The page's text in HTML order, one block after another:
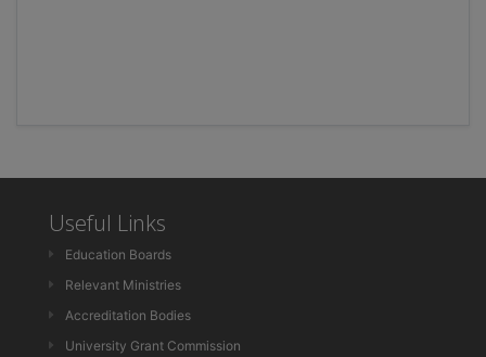
Useful Links
Education Boards
Relevant Ministries
Accreditation Bodies
University Grant Commission